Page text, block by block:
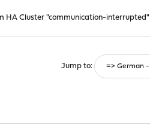
HA Cluster "communication-interrupted"
Jump to